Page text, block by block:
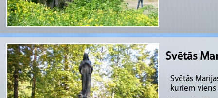
Svētās
Svētās
kuriem